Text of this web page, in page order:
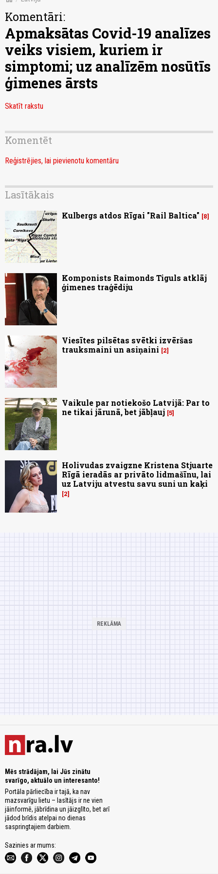
Komentāri:
Apmaksātas Covid-19 analīzes
veiks visiem, kuriem ir
simptomi; uz analīzēm nosūtīs
ģimenes ārsts
Skatīt rakstu
Komentēt
Reģistrējies, lai pievienotu komentāru
Lasītākais
Kulbergs atdos Rīgai "Rail Baltica" 8
Komponists Raimonds Tiguls atklāj
ģimenes traģēdiju
Viesītes pilsētas svētki izvēršas
trauksmaini un asiņaini
2
Vaikule par notiekošo Latvijā: Par to
ne tikai jārunā, bet jābļauj 5
Holivudas zvaigzne Kristena Stjuarte
Rīgā ieradās ar privāto lidmašīnu, lai
uz Latviju atvestu savu suni un kaķi
2
Mēs strādājam, lai Jūs zinātu
svarīgo, aktuālo un interesanto!
Portāla pārliecība ir tajā, ka nav
mazsvarīgu lietu – lasītājs ir ne vien
jāinformē, jābrīdina un jāizglīto, bet arī
jādod brīdis atelpai no dienas
saspringtajiem darbiem.
Sazinies ar mums: